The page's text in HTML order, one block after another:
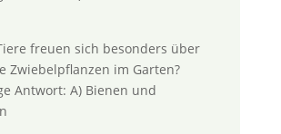
freuen sich besonders über
Zwiebelpflanzen im Garten?
Antwort: A) Bienen und